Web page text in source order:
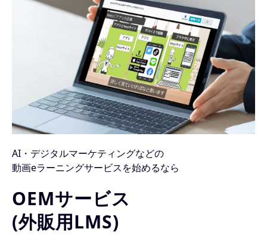
AI・デジタルマーケティングなどの
動画eラーニングサービスを始めるなら
OEMサービス
(外販用LMS)